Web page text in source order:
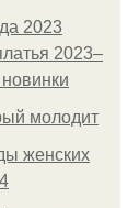
2023
2023–
молодит
женских